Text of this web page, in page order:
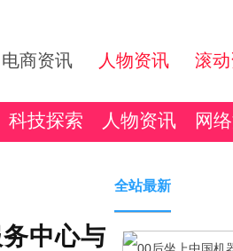
电商资讯 人物资讯 滚
科技探索 人物资讯 网
中心与
全站最新